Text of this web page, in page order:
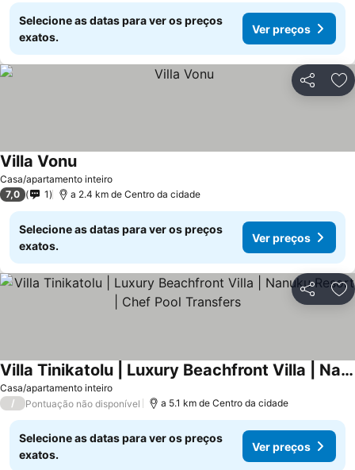
Selecione as datas para ver os preços
exatos.
Ver preços
Partilhar
Casa/apartamento inteiro
Villa VonuVer preços
7,0 1 a 2.4 km de Centro da cidade
Selecione as datas para ver os preços
exatos.
Ver preços
Partilhar
Casa/apartamento inteiro
Villa Tinikatolu | Luxury Beachfront Villa | Nanuku Resort | Chef Pool Transfers
Ver preços
/ Pontuação não disponível a 5.1 km de Centro da cidade
Selecione as datas para ver os preços
exatos.
Ver preços